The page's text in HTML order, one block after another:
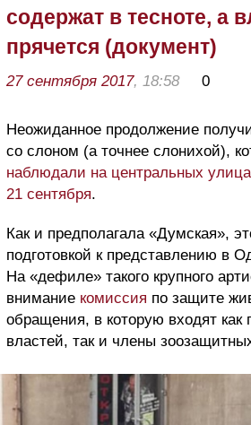
содержат в тесноте, а
прячется (документ)
27 сентября 2017, 18:58 0
Неожиданное продолжение
со слоном (а точнее слонихой),
наблюдали на центральных
21 сентября.
Как и предполагала «Думская»,
подготовкой к представлению в
На «дефиле» такого крупного
внимание комиссия по защите
обращения, в которую входят как
властей, так и члены